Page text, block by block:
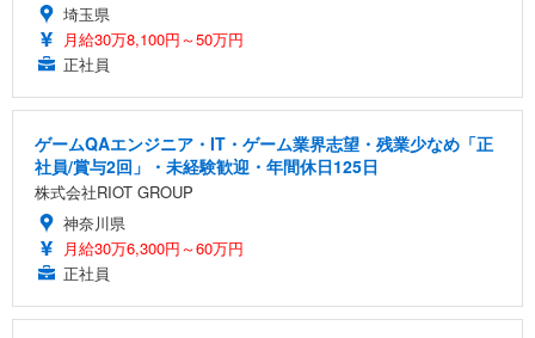
埼玉県
月給30万8,100円～50万円
正社員
ゲームQAエンジニア・IT・ゲーム業界志望・残業少なめ「正
社員/賞与2回」・未経験歓迎・年間休日125日
株式会社RIOT GROUP
神奈川県
月給30万6,300円～60万円
正社員